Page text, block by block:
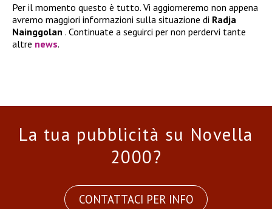
Per il momento questo è tutto. Vi aggiorneremo non appena
avremo maggiori informazioni sulla situazione di Radja
Nainggolan . Continuate a seguirci per non perdervi tante
altre news.
La tua pubblicità su Novella
2000?
CONTATTACI PER INFO